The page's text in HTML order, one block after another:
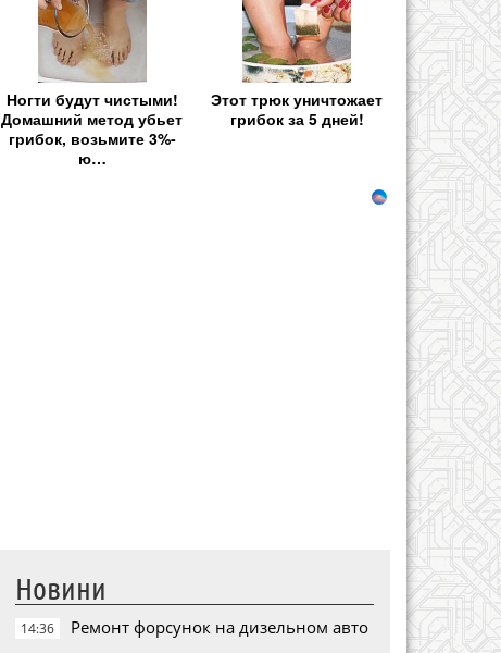
Ногти будут чистыми!
Домашний метод убьет
грибок, возьмите 3%-
ю…
Этот трюк уничтожает
грибок за 5 дней!
Новини
14:36 Ремонт форсунок на дизельном авто